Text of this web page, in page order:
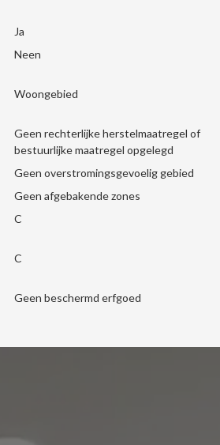
Ja
Neen
Woongebied
Geen rechterlijke herstelmaatregel of
bestuurlijke maatregel opgelegd
Geen overstromingsgevoelig gebied
Geen afgebakende zones
C
C
Geen beschermd erfgoed